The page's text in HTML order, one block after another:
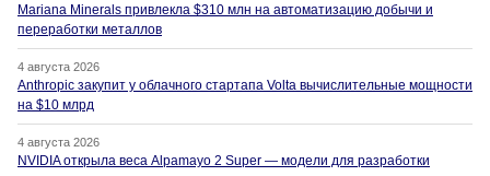
Mariana Minerals привлекла $310 млн на автоматизацию добычи и
переработки металлов
4 августа 2026
Anthropic закупит у облачного стартапа Volta вычислительные мощности
на $10 млрд
4 августа 2026
NVIDIA открыла веса Alpamayo 2 Super — модели для разработки